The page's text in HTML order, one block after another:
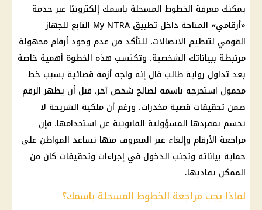
يمكنك معرفة الخطوط المسجلة باسمك إلكترونيًا عبر خدمة
«أرقامي» المتاحة داخل تطبيق My NTRA التابع للجهاز
القومي لتنظيم الاتصالات، للتأكد من عدم وجود أرقام مجهولة
مرتبطة ببياناتك الشخصية. وتكتسب هذه الخطوة أهمية خاصة
بعد تداول رواية طالب قال إنه واجه أزمة قضائية بسبب خط
محمول استخرجه باسمه لصالح شخص آخر، قبل أن يظهر الرقم
ضمن تحقيقات قضية مخدرات. ورغم أن ملكية الشريحة لا
تحسم بمفردها المسؤولية القانونية عن استخدامها، فإن
مراجعة الأرقام وإلغاء غير المعروف منها تساعد المواطن على
حماية بياناته وتجنب الدخول في إجراءات وتحقيقات كان من
الممكن تفاديها.
لماذا يجب مراجعة الخطوط المسجلة باسمك؟